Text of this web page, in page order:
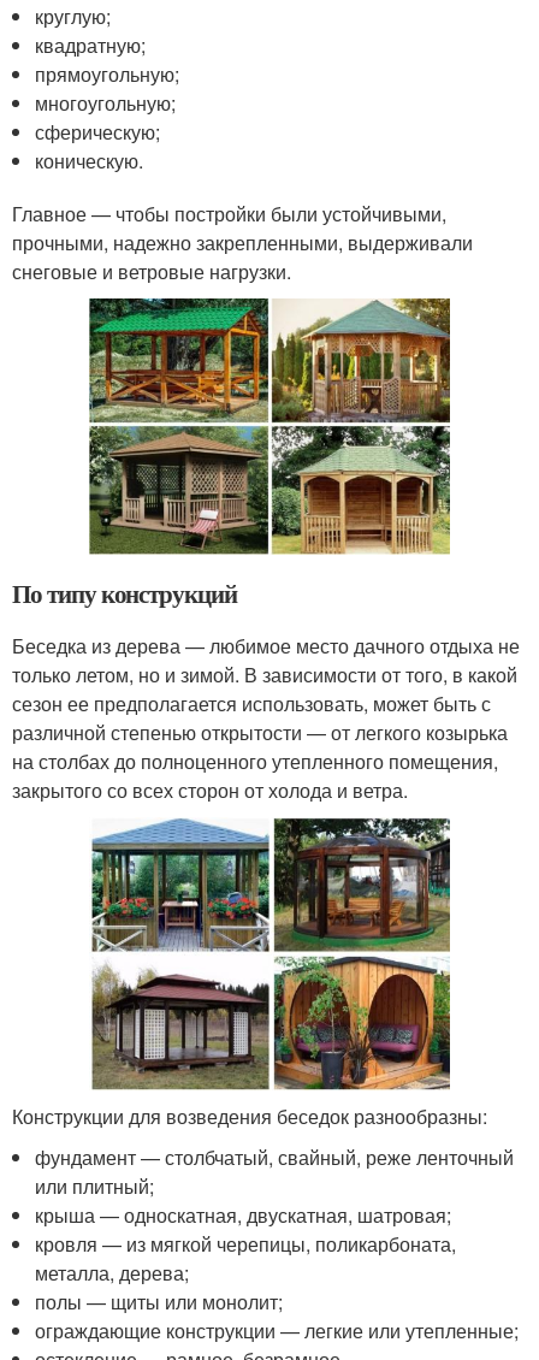
круглую;
квадратную;
прямоугольную;
многоугольную;
сферическую;
коническую.
Главное — чтобы постройки были устойчивыми,
прочными, надежно закрепленными, выдерживали
снеговые и ветровые нагрузки.
По типу конструкций
Беседка из дерева — любимое место дачного отдыха не
только летом, но и зимой. В зависимости от того, в какой
сезон ее предполагается использовать, может быть с
различной степенью открытости — от легкого козырька
на столбах до полноценного утепленного помещения,
закрытого со всех сторон от холода и ветра.
Конструкции для возведения беседок разнообразны:
фундамент — столбчатый, свайный, реже ленточный
или плитный;
крыша — односкатная, двускатная, шатровая;
кровля — из мягкой черепицы, поликарбоната,
металла, дерева;
полы — щиты или монолит;
ограждающие конструкции — легкие или утепленные;